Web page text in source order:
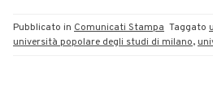
Pubblicato in Comunicati Stampa Taggato
università popolare degli studi di milano,